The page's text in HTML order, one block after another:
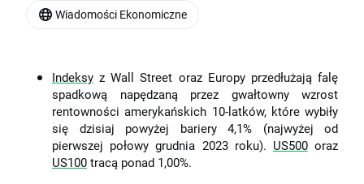
Indeksy z Wall Street oraz Europy przedłużają falę
spadkową napędzaną przez gwałtowny wzrost
rentowności amerykańskich 10-latków, które wybiły
się dzisiaj powyżej bariery 4,1% (najwyżej od
pierwszej połowy grudnia 2023 roku). US500oraz
US100 tracą ponad 1,00%.
Wiadomości Ekonomiczne